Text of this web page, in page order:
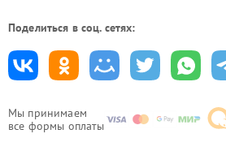
Мы принимаем
все формы оплаты
Поделиться в соц. сетях: